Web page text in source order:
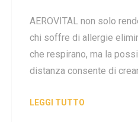
AEROVITAL non solo
chi soffre di allergie
che respirano, ma la
distanza consente di
LEGGI TUTTO